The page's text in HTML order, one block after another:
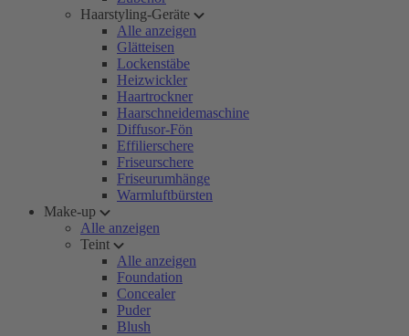
Haarstyling-Geräte
Alle anzeigen
Glätteisen
Lockenstäbe
Heizwickler
Haartrockner
Haarschneidemaschine
Diffusor-Fön
Effilierschere
Friseurschere
Friseurumhänge
Warmluftbürsten
Make-up
Alle anzeigen
Teint
Alle anzeigen
Foundation
Concealer
Puder
Blush